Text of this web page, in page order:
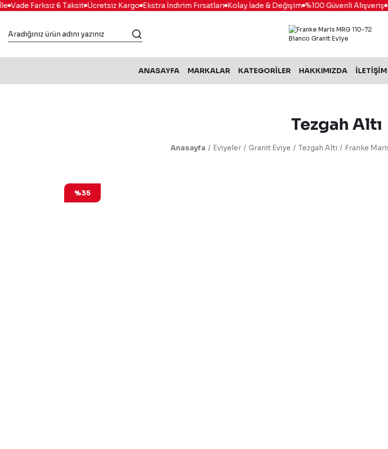
Vade Farksız 6 Taksit Ücretsiz Kargo Ekstra İndirim Fırsatları Kolay İade & Değişim %100 Güvenli Alışveriş
ANASAYFA MARKALAR KATEGORİLER HAKKIMIZDA İLETİŞİM
Tezgah Altı
Anasayfa Eviyeler Granit Eviye Tezgah Altı Franke
%35